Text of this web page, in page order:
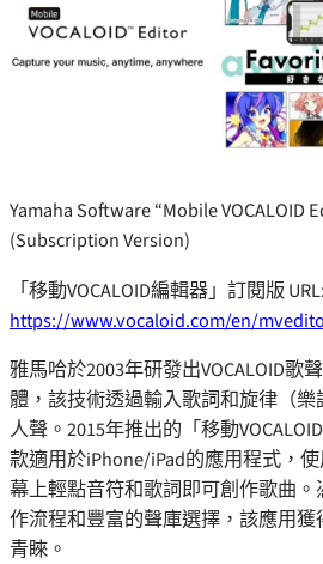
Yamaha Software “Mobile VOCALOID
(Subscription Version)
「移動VOCALOID編輯器」訂閱版 URL:
https://www.vocaloid.com/en/
雅馬哈於2003年研發出VOCALOID歌
體，該技術透過輸入歌詞和旋律（樂
人聲。2015年推出的「移動
款適用於iPhone/iPad的應用程式，
幕上輕點音符和歌詞即可創作歌曲
作流程和豐富的聲庫選擇，該應用
青睞。